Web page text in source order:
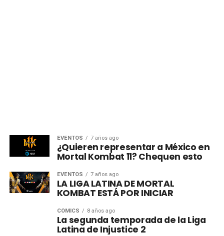
EVENTOS 7 años ago
¿Quieren representar a México en
Mortal Kombat 11? Chequen esto
EVENTOS 7 años ago
LA LIGA LATINA DE MORTAL
KOMBAT ESTÁ POR INICIAR
CÓMICS 8 años ago
La segunda temporada de la Liga
Latina de Injustice 2